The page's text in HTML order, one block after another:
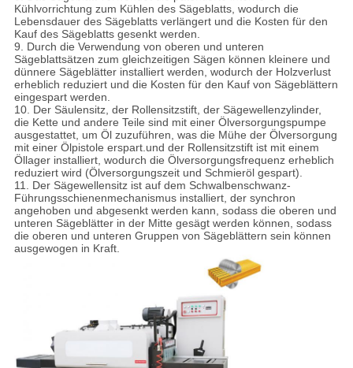
Kühlvorrichtung zum Kühlen des Sägeblatts, wodurch die
Lebensdauer des Sägeblatts verlängert und die Kosten für den
Kauf des Sägeblatts gesenkt werden.
9. Durch die Verwendung von oberen und unteren
Sägeblattsätzen zum gleichzeitigen Sägen können kleinere und
dünnere Sägeblätter installiert werden, wodurch der Holzverlust
erheblich reduziert und die Kosten für den Kauf von Sägeblättern
eingespart werden.
10. Der Säulensitz, der Rollensitzstift, der Sägewellenzylinder,
die Kette und andere Teile sind mit einer Ölversorgungspumpe
ausgestattet, um Öl zuzuführen, was die Mühe der Ölversorgung
mit einer Ölpistole erspart.und der Rollensitzstift ist mit einem
Öllager installiert, wodurch die Ölversorgungsfrequenz erheblich
reduziert wird (Ölversorgungszeit und Schmieröl gespart).
11. Der Sägewellensitz ist auf dem Schwalbenschwanz-
Führungsschienenmechanismus installiert, der synchron
angehoben und abgesenkt werden kann, sodass die oberen und
unteren Sägeblätter in der Mitte gesägt werden können, sodass
die oberen und unteren Gruppen von Sägeblättern sein können
ausgewogen in Kraft.